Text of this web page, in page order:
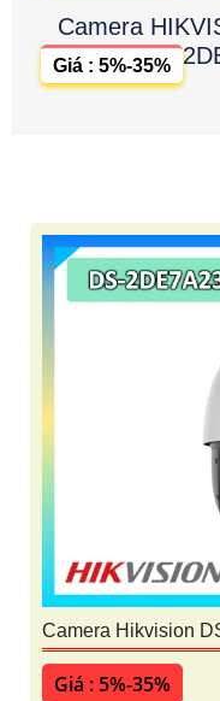
Camera
Giá : 5%-35%
Camera Hikvision
Giá : 5%-35%